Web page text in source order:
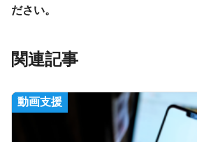
ださい。
関連記事
動画支援